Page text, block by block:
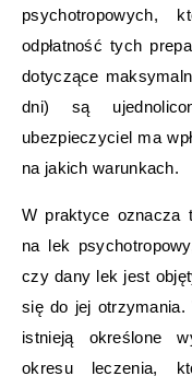
psychotropowych,
odpłatność tych
dotyczące
dni) są
ubezpieczyciel ma
na jakich warunkach.
W praktyce oznacza
na lek
czy dany lek jest
się do jej otrzymania.
istnieją określone
okresu leczenia,